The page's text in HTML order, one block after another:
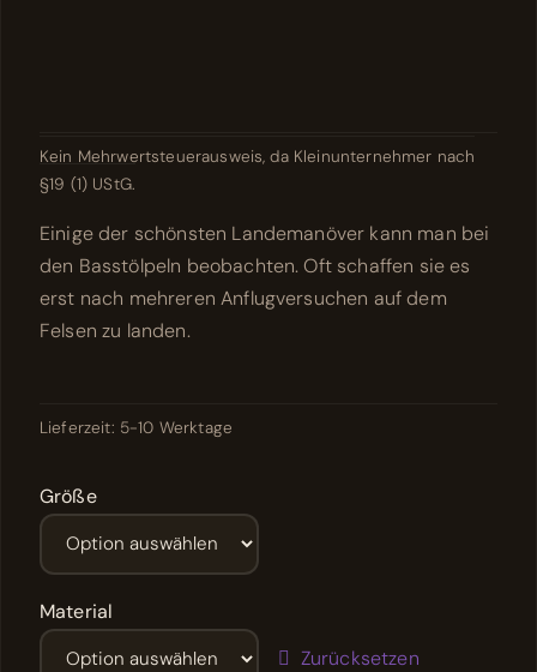
Kein Mehrwertsteuerausweis, da Kleinunternehmer nach
§19 (1) UStG.
Einige der schönsten Landemanöver kann man bei
den Basstölpeln beobachten. Oft schaffen sie es
erst nach mehreren Anflugversuchen auf dem
Felsen zu landen.
Lieferzeit: 5-10 Werktage
Größe
Material
Zurücksetzen